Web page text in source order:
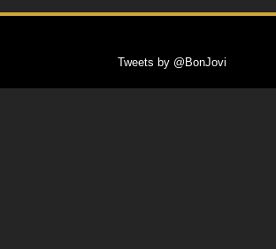
Tweets by @BonJovi